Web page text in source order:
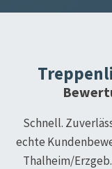
Schnell.
echte
Thalheim/Erzgeb.